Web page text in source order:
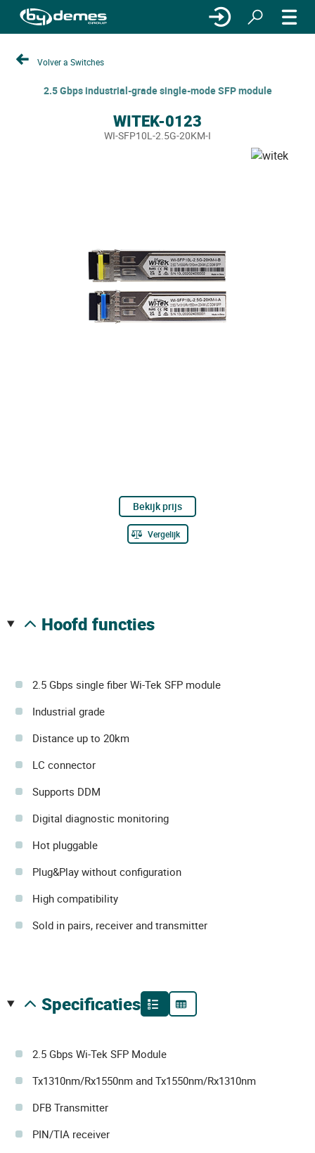
Volver a Switches
2.5 Gbps industrial-grade single-mode SFP module
WITEK-0123
WI-SFP10L-2.5G-20KM-I
Bekijk prijs
Vergelijk
hoofd functies
2.5 Gbps single fiber Wi-Tek SFP module
Industrial grade
Distance up to 20km
LC connector
Supports DDM
Digital diagnostic monitoring
Hot pluggable
Plug&Play without configuration
High compatibility
Sold in pairs, receiver and transmitter
specificaties
2.5 Gbps Wi-Tek SFP Module
Tx1310nm/Rx1550nm and Tx1550nm/Rx1310nm
DFB Transmitter
PIN/TIA receiver